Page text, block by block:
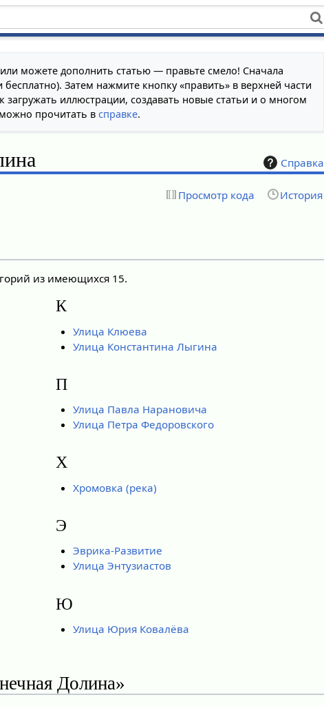
можете дополнить статью — правьте смело! Сначала
бесплатно). Затем нажмите кнопку «править» в верхней части
иллюстрации, создавать новые статьи и о многом
прочитать в справке.
Справка
Просмотр кода История
из имеющихся 15.
К
Улица Клюева
Улица Константина Лыгина
П
Улица Павла Нарановича
Улица Петра Федоровского
Х
Хромовка (река)
Э
Эврика-Развитие
Улица Энтузиастов
Ю
Улица Юрия Ковалёва
Долина»